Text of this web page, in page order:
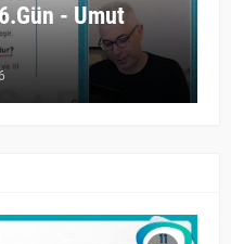
- Umut